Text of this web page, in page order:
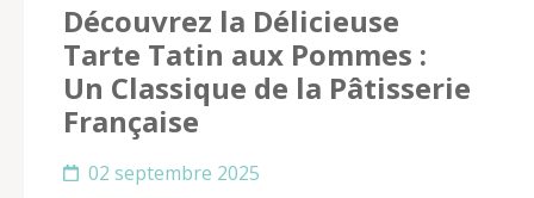
Découvrez la Délicieuse
Tarte Tatin aux Pommes :
Un Classique de la Pâtisserie
Française
02 septembre 2025